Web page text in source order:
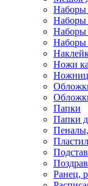
Наборы
Наборы
Наборы
Наборы
Ножи
Папки
Папки
Ранец,